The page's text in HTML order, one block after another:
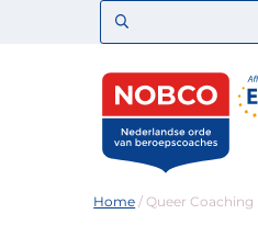
Zoeken
Home /Queer Coaching